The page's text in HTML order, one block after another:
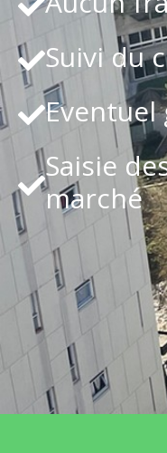
Suivi du
Eventuel
Saisie
marché